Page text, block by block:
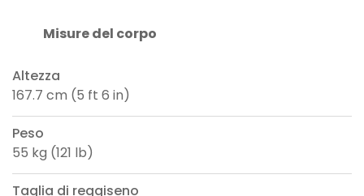
Misure del corpo
Altezza
167.7 cm (5 ft 6 in)
Peso
55 kg (121 lb)
Taglia di reggiseno